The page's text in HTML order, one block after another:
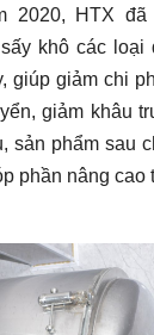
2020, HTX
khô các loại
giúp giảm chi
giảm khâu
sản phẩm sau
phần nâng cao